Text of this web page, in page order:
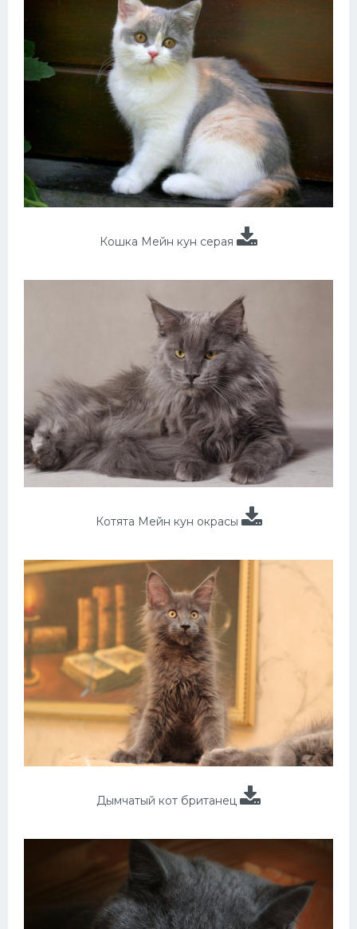
Кошка Мейн кун серая
Котята Мейн кун окрасы
Дымчатый кот британец